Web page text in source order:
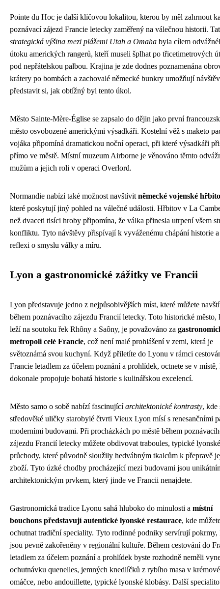
Pointe du Hoc je další klíčovou lokalitou, kterou by měl zahrnout
poznávací zájezd Francie letecky zaměřený na válečnou historii.
strategická výšina mezi plážemi Utah a Omaha byla cílem
útoku amerických rangerů, kteří museli šplhat po třicetimetrových
pod nepřátelskou palbou. Krajina je zde dodnes poznamenána
krátery po bombách a zachovalé německé bunkry umožňují
představit si, jak obtížný byl tento úkol.
Město Sainte-Mère-Église se zapsalo do dějin jako první
město osvobozené americkými výsadkáři. Kostelní věž s maketo
vojáka připomíná dramatickou noční operaci, při které výsadkáři
přímo ve městě. Místní muzeum Airborne je věnováno těmto
mužům a jejich roli v operaci Overlord.
Normandie nabízí také možnost navštívit německé vojenské
které poskytují jiný pohled na válečné události. Hřbitov v La
než dvaceti tisíci hroby připomína, že válka přinesla utrpení všem
konfliktu. Tyto návštěvy přispívají k vyváženému chápání historie
reflexi o smyslu války a míru.
Lyon a gastronomické zážitky ve Francii
Lyon představuje jedno z nejpůsobivějších míst, které můžete
během poznávacího zájezdu Francií letecky. Toto historické město,
leží na soutoku řek Rhôny a Saôny, je považováno za
metropoli celé Francie, což není malé prohlášení v zemi, která je
světoznámá svou kuchyní. Když přiletíte do Lyonu v rámci
Francie letadlem za účelem poznání a prohlídek, octnete se v místě,
dokonale propojuje bohatá historie s kulinářskou excelencí.
Město samo o sobě nabízí fascinujícíarchitektonické kontrasty, kde
středověké uličky starobylé čtvrti Vieux Lyon mísí s renesančními
moderními budovami. Při procházkách po městě během
zájezdu Francií letecky můžete obdivovat traboules, typické lyonské
průchody, které původně sloužily hedvábným tkalcům k přepravě
zboží. Tyto úzké chodby procházející mezi budovami jsou
architektonickým prvkem, který jinde ve Francii nenajdete.
Gastronomická tradice Lyonu sahá hluboko do minulosti a místní
bouchons představují autentické lyonské restaurace, kde
ochutnat tradiční speciality. Tyto rodinné podniky servírují pokrmy,
jsou pevně zakořeněny v regionální kultuře. Během cestování do
letadlem za účelem poznání a prohlídek byste rozhodně neměli
ochutnávku quenelles, jemných knedlíčků z rybího masa v krémové
omáčce, nebo andouillette, typické lyonské klobásy. Další